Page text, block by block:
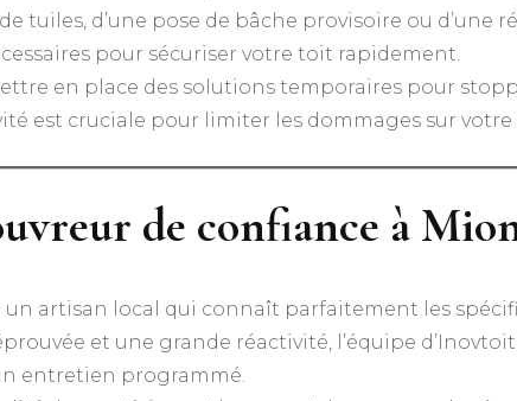
tuiles, d’une pose de bâche provisoire ou
pour sécuriser votre toit rapidement.
en place des solutions temporaires pour
est cruciale pour limiter les dommages sur
de confiance à
un artisan local qui connaît parfaitement les
et une grande réactivité, l’équipe
entretien programmé.